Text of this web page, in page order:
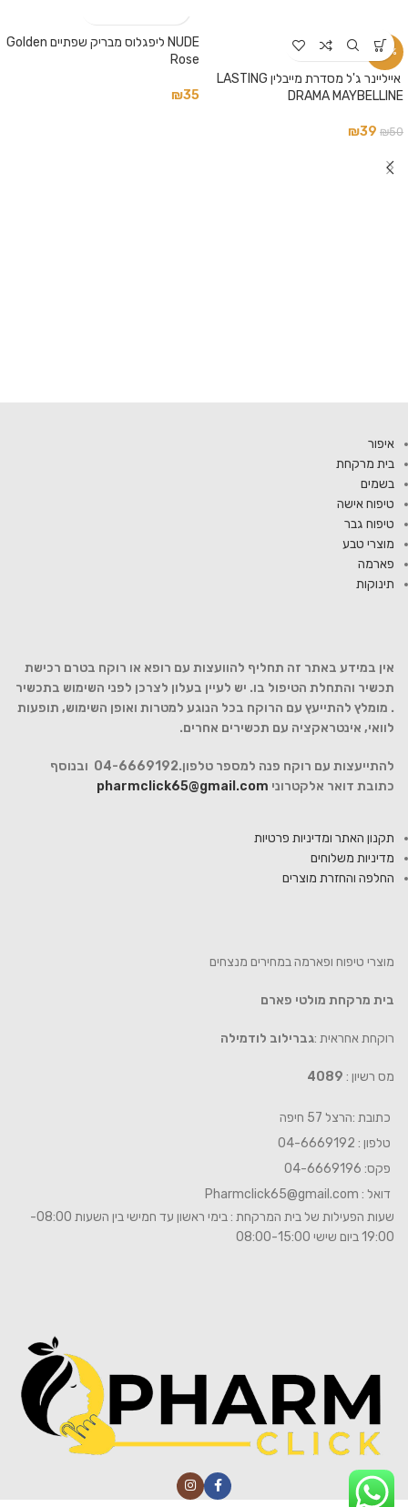
-22%
‏ אייליינר ג'ל מסדרת מייבלין LASTING
DRAMA MAYBELLINE
₪50
₪39
NUDE ליפגלוס מבריק שפתיים Golden
Rose
₪35
איפור
בית מרקחת
בשמים
טיפוח אישה
טיפוח גבר
מוצרי טבע
פארמה
תינוקות
אין במידע באתר זה תחליף להוועצות עם רופא או רוקח בטרם רכישת
תכשיר והתחלת הטיפול בו. יש לעיין בעלון לצרכן לפני השימוש בתכשיר
. מומלץ להתייעץ עם הרוקח בכל הנוגע למטרות ואופן השימוש, תופעות
לוואי, אינטראקציה עם תכשירים אחרים.
להתייעצות עם רוקח פנה למספר טלפון.04-6669192 ובנוסף
כתובת דואר אלקטרוני pharmclick65@gmail.com
תקנון האתר ומדיניות פרטיות
מדיניות משלוחים
החלפה והחזרת מוצרים
מוצרי טיפוח ופארמה במחירים מנצחים
בית מרקחת מולטי פארם
רוקחת אחראית :גברילוב לודמילה
מס רשיון : 4089
כתובת :הרצל 57 חיפה
טלפון : 04-6669192
פקס: 04-6669196
דואל : Pharmclick65@gmail.com
שעות הפעילות של בית המרקחת : בימי ראשון עד חמישי בין השעות 08:00-
19:00 ביום שישי 08:00-15:00